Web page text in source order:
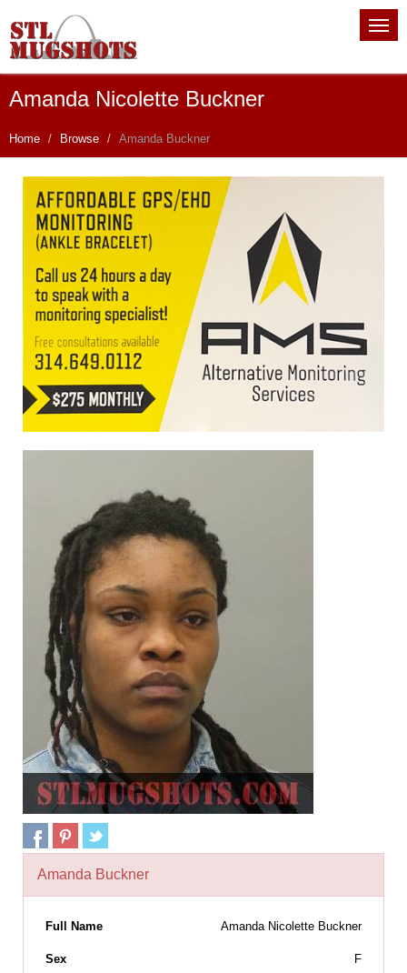
Amanda Nicolette Buckner
Home Browse Amanda Buckner
Amanda Buckner
Full Name Amanda Nicolette Buckner
Sex F